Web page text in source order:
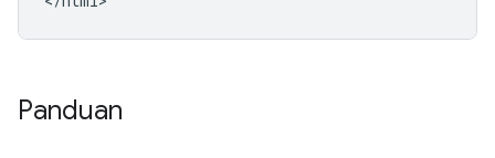
Panduan